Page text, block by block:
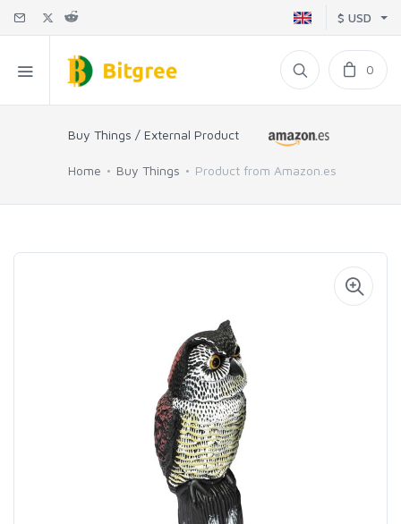
$ USD
0
Buy Things / External Product
Home Buy Things Product from Amazon.es